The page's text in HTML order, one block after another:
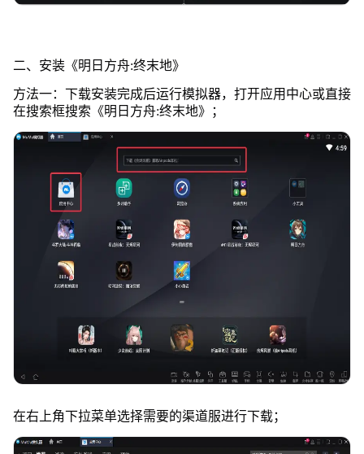
二、安装《明日方舟:终末地》
方法一：下载安装完成后运行模拟器，打开应用中心或直接
在搜索框搜索《明日方舟:终末地》；
在右上角下拉菜单选择需要的渠道服进行下载；